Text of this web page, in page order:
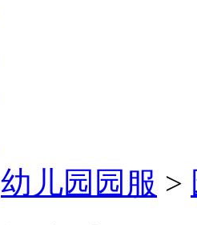
幼儿园园服 >